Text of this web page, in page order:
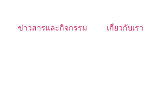
ข่าวสารและกิจกรรม เกี่ยวกับเรา